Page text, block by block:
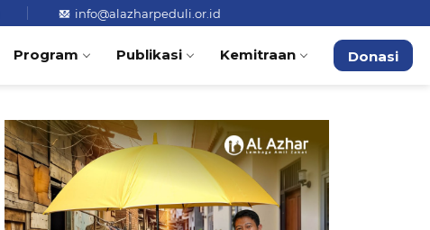
info@alazharpeduli.or.id
Program Publikasi Kemitraan Donasi